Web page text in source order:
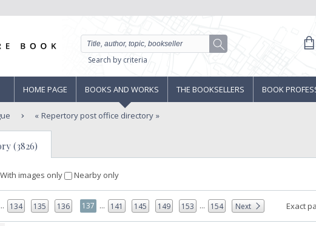
Search by criteria
HOME PAGE BOOKS AND WORKS THE BOOKSELLERS BOOK
Repertory post office directory
(3826)
With images only Nearby only
... 134 135 136 137 ... 141 145 149 153 ... 154 Next Exact